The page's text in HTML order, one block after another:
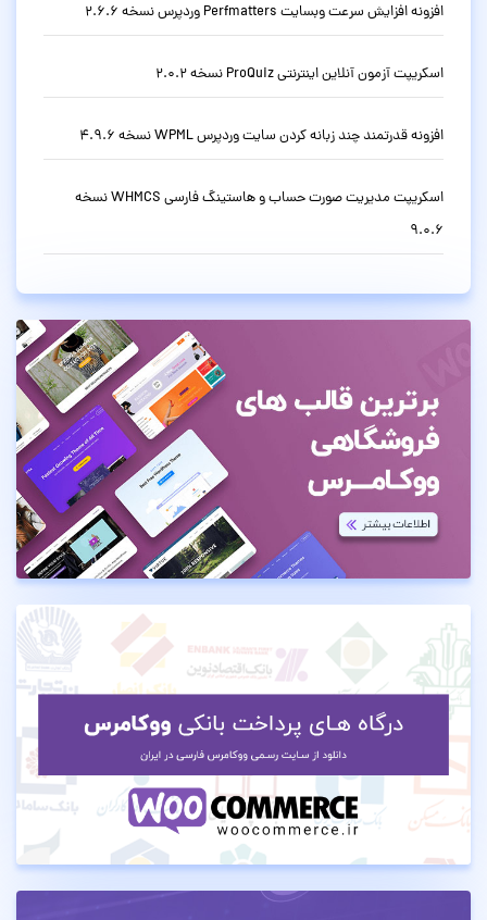
افزونه افزایش سرعت وبسایت Perfmatters وردپرس نسخه 2.6.6
اسکریپت آزمون آنلاین اینترنتی ProQuiz نسخه 2.0.2
افزونه قدرتمند چند زبانه کردن سایت وردپرس WPML نسخه 4.9.6
اسکریپت مدیریت صورت حساب و هاستینگ فارسی WHMCS نسخه
9.0.6